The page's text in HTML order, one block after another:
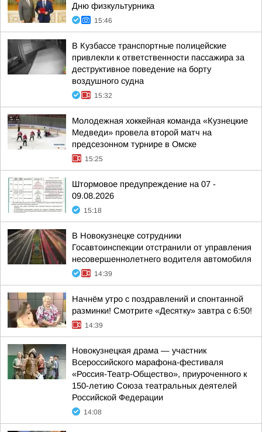
Дню физкультурника
15:46
В Кузбассе транспортные полицейские
привлекли к ответственности пассажира за
деструктивное поведение на борту
воздушного судна
15:32
Молодежная хоккейная команда «Кузнецкие
Медведи» провела второй матч на
предсезонном турнире в Омске
15:25
Штормовое предупреждение на 07 -
09.08.2026
15:18
В Новокузнецке сотрудники
Госавтоинспекции отстранили от управления
несовершеннолетнего водителя автомобиля
14:39
Начнём утро с поздравлений и спонтанной
разминки! Смотрите «Десятку» завтра с 6:50!
14:39
Новокузнецкая драма — участник
Всероссийского марафона-фестиваля
«Россия-Театр-Общество», приуроченного к
150-летию Союза театральных деятелей
Российской Федерации
14:08